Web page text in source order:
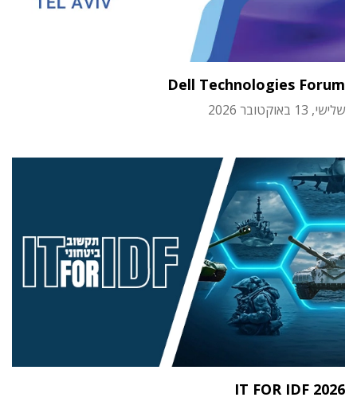
Dell Technologies Forum
שלישי, 13 באוקטובר 2026
IT FOR IDF 2026